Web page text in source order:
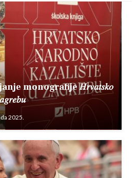
monografije 𝐻𝑟𝑣𝑎𝑡𝑠𝑘𝑜
2025.